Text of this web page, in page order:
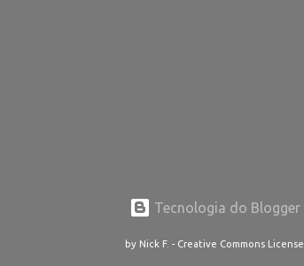
Tecnologia do Blogger
by Nick F. - Creative Commons License